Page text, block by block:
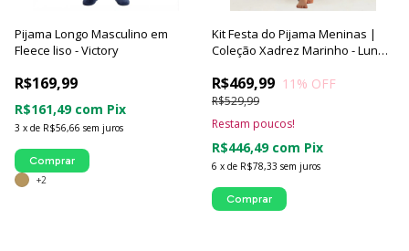
Pijama Longo Masculino em
Fleece liso - Victory
R$169,99
3 x de R$56,66 sem juros
R$161,49 com Pix
+2
Comprar
Kit Festa do Pijama Meninas |
Coleção Xadrez Marinho - Luna
R$469,99
R$529,99
11 % OFF
6 x de R$78,33 sem juros
R$446,49 com Pix
Restam poucos!
Comprar